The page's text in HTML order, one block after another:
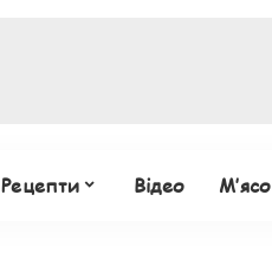
Рецепти Відео М’ясо